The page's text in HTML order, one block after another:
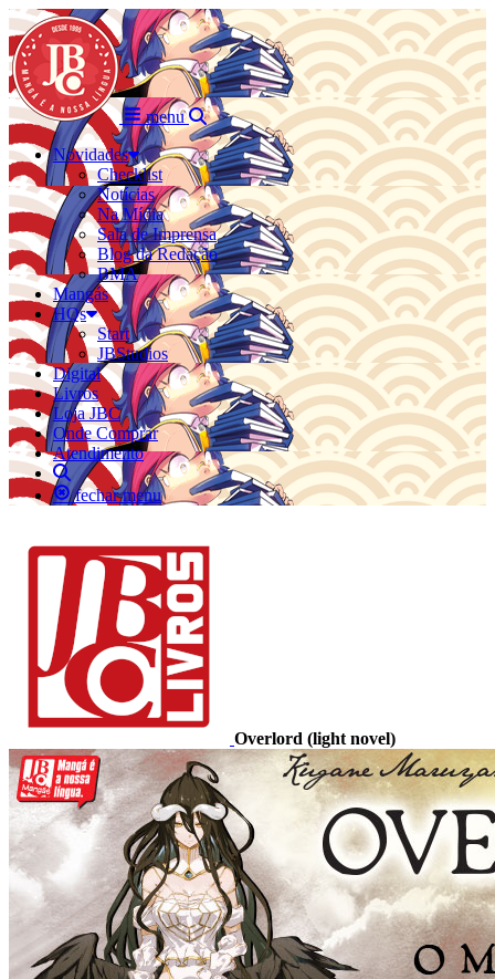
menu
Novidades
Checklist
Notícias
Na Mídia
Sala de Imprensa
Blog da Redação
BMA
Mangás
HQs
Start
JBStudios
Digital
Livros
Loja JBC
Onde Comprar
Atendimento
fechar menu
Overlord (light novel)